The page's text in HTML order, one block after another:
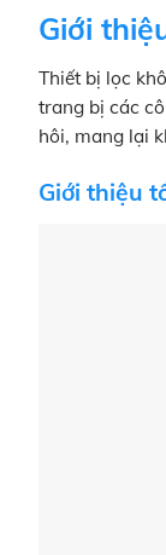
Giới
Thiết bị lọc
trang bị các
hôi, mang lại
Giới thiệu